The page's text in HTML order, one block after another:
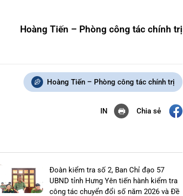
Hoàng Tiến – Phòng công tác chính trị
Hoàng Tiến – Phòng công tác chính trị
IN Chia sẻ
Đoàn kiểm tra số 2, Ban Chỉ đạo 57
UBND tỉnh Hưng Yên tiến hành kiểm tra
công tác chuyển đổi số năm 2026 và Đề